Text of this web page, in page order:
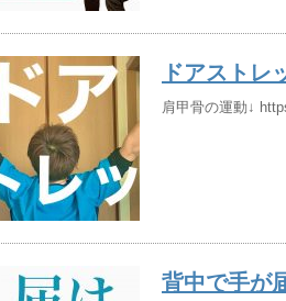
ドアストレ
肩甲骨の運動↓
背中で手が